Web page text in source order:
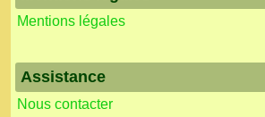
Mentions légales
Assistance
Nous contacter